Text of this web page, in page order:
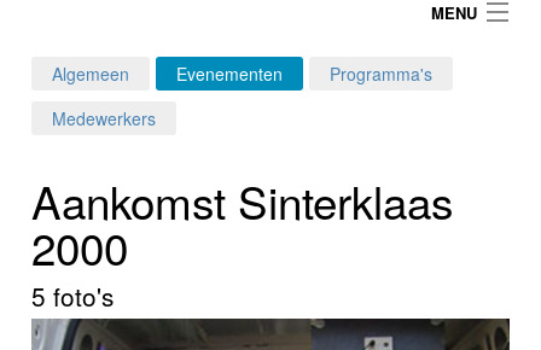
MENU
Programma's
Foto's
Algemeen Evenementen
Programma's
Medewerkers
Aankomst Sinterklaas
2000
5 foto's